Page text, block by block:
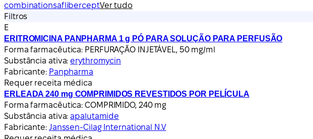
combinationsafliberceptVer tudo
Filtros
E
ERITROMICINA PANPHARMA 1 g PÓ PARA SOLUÇÃO PARA PERFUSÃO
Forma farmacêutica: PERFURAÇÃO INJETÁVEL, 50 mg/ml
Substância ativa: erythromycin
Fabricante: Panpharma
Requer receita médica
ERLEADA 240 mg COMPRIMIDOS REVESTIDOS POR PELÍCULA
Forma farmacêutica: COMPRIMIDO, 240 mg
Substância ativa:apalutamide
Fabricante: Janssen-Cilag International N.V